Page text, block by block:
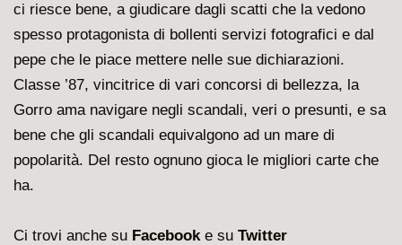
ci riesce bene, a giudicare dagli scatti che la vedono
spesso protagonista di bollenti servizi fotografici e dal
pepe che le piace mettere nelle sue dichiarazioni.
Classe ’87, vincitrice di vari concorsi di bellezza, la
Gorro ama navigare negli scandali, veri o presunti, e sa
bene che gli scandali equivalgono ad un mare di
popolarità. Del resto ognuno gioca le migliori carte che
ha.
Ci trovi anche su Facebooke su Twitter